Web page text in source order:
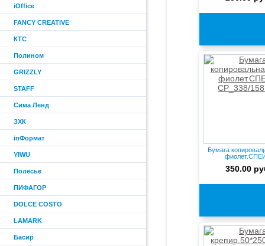
iOffice
FANCY CREATIVE
КТС
Полином
GRIZZLY
STAFF
Сима Ленд
ЗХК
inФормат
YIWU
Полесье
ПИФАГОР
DOLCE COSTO
LAMARK
Басир
Бумага
350.00